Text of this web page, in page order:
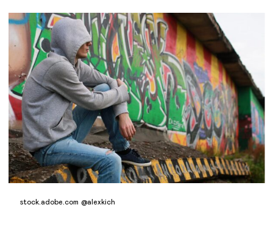
stock.adobe.com @alexkich